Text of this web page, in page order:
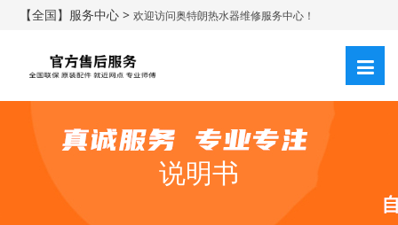
【全国】服务中心 >欢迎访问奥特朗热水器维修服务中心！
说明书